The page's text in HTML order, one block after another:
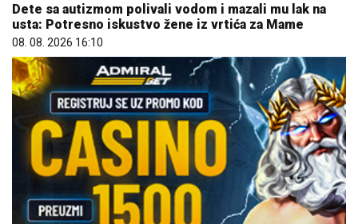
Dete sa autizmom polivali vodom i mazali mu lak na
usta: Potresno iskustvo žene iz vrtića za Mame
08. 08. 2026 16:10